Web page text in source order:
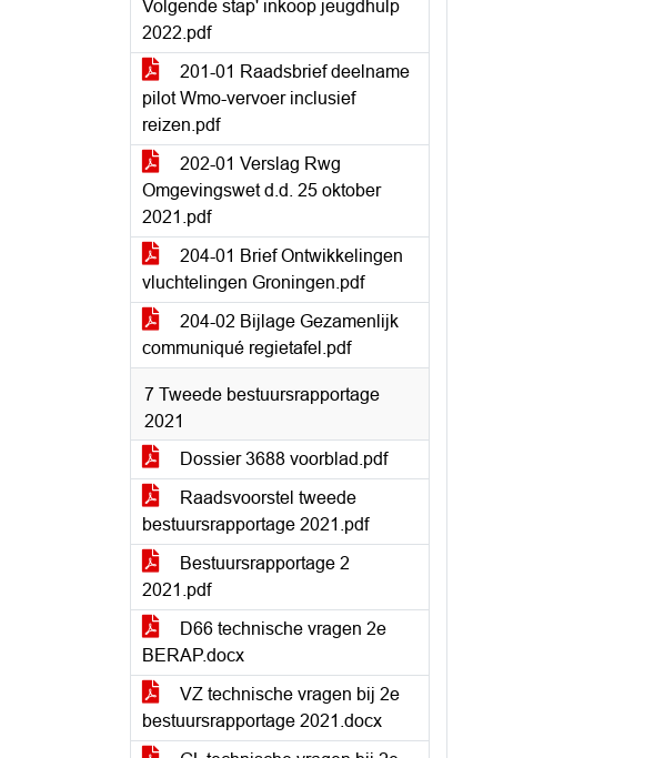
Volgende stap' inkoop jeugdhulp
2022.pdf
201-01 Raadsbrief deelname
pilot Wmo-vervoer inclusief
reizen.pdf
202-01 Verslag Rwg
Omgevingswet d.d. 25 oktober
2021.pdf
204-01 Brief Ontwikkelingen
vluchtelingen Groningen.pdf
204-02 Bijlage Gezamenlijk
communiqué regietafel.pdf
7 Tweede bestuursrapportage
2021
Dossier 3688 voorblad.pdf
Raadsvoorstel tweede
bestuursrapportage 2021.pdf
Bestuursrapportage 2
2021.pdf
D66 technische vragen 2e
BERAP.docx
VZ technische vragen bij 2e
bestuursrapportage 2021.docx